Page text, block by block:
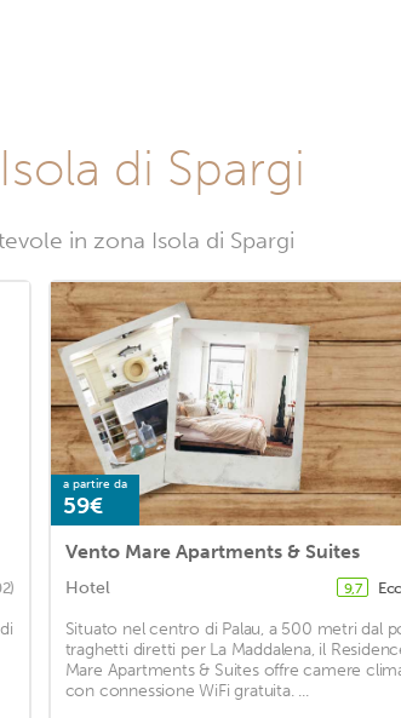
di Spargi
in zona Isola di Spargi
a partire da
59€
Vento Mare Apartments & Suites
Hotel 9,7
Situato nel centro di Palau, a 500 metri dal
traghetti diretti per La Maddalena, il
Mare Apartments & Suites offre camere
con connessione WiFi gratuita. ...